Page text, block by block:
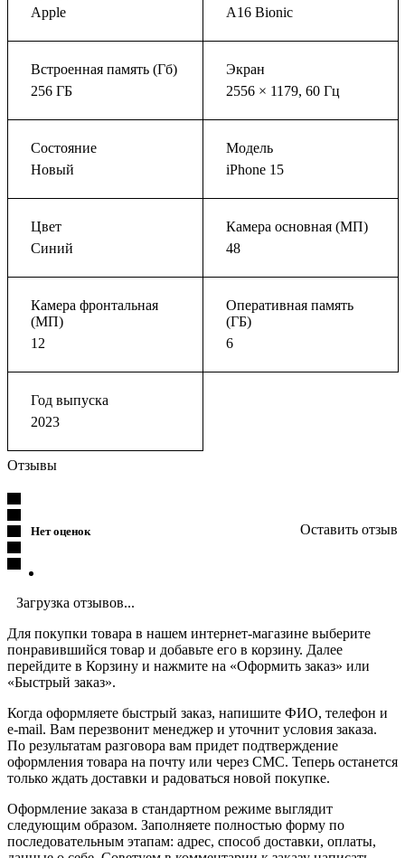
Apple
A16 Bionic
Встроенная память (Гб)
256 ГБ
Экран
2556 × 1179, 60 Гц
Состояние
Новый
Модель
iPhone 15
Цвет
Синий
Камера основная (МП)
48
Камера фронтальная
(МП)
12
Оперативная память
(ГБ)
6
Год выпуска
2023
Отзывы
Нет оценок Оставить отзыв
Загрузка отзывов...
Для покупки товара в нашем интернет-магазине выберите
понравившийся товар и добавьте его в корзину. Далее
перейдите в Корзину и нажмите на «Оформить заказ» или
«Быстрый заказ».
Когда оформляете быстрый заказ, напишите ФИО, телефон и
e-mail. Вам перезвонит менеджер и уточнит условия заказа.
По результатам разговора вам придет подтверждение
оформления товара на почту или через СМС. Теперь останется
только ждать доставки и радоваться новой покупке.
Оформление заказа в стандартном режиме выглядит
следующим образом. Заполняете полностью форму по
последовательным этапам: адрес, способ доставки, оплаты,